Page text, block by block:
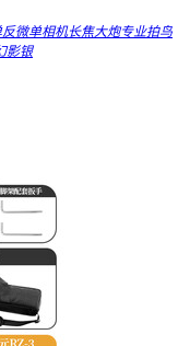
微单相机长焦大炮专业拍鸟
影银